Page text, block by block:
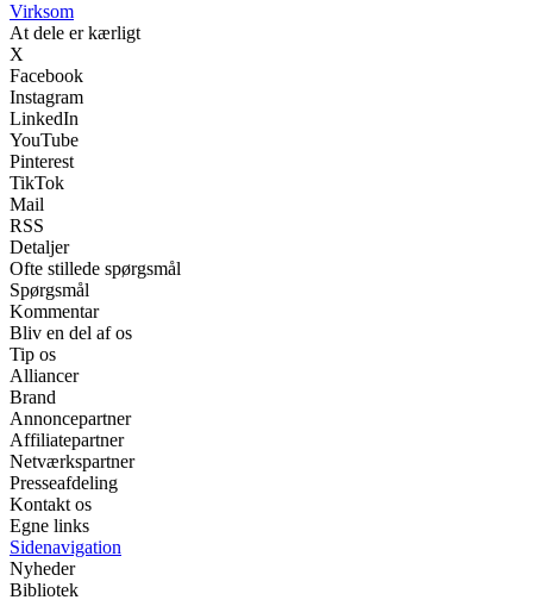
Virksom
At dele er kærligt
X
Facebook
Instagram
LinkedIn
YouTube
Pinterest
TikTok
Mail
RSS
Detaljer
Ofte stillede spørgsmål
Spørgsmål
Kommentar
Bliv en del af os
Tip os
Alliancer
Brand
Annoncepartner
Affiliatepartner
Netværkspartner
Presseafdeling
Kontakt os
Egne links
Sidenavigation
Nyheder
Bibliotek